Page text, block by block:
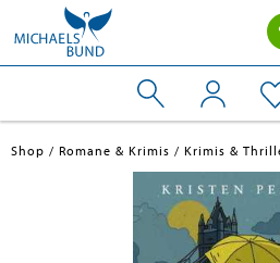
Shop Romane & Krimis Krimis &